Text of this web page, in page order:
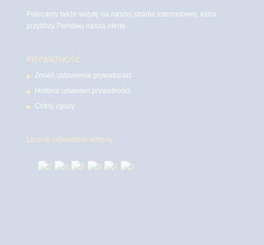
Polecamy także wizytę na naszej stronie internetowej, która
przybliży Państwu naszą ofertę.
PRYWATNOŚĆ
Zmień ustawienia prywatności
Historia ustawień prywatności
Cofnij zgody
Licznik odwiedzin witryny